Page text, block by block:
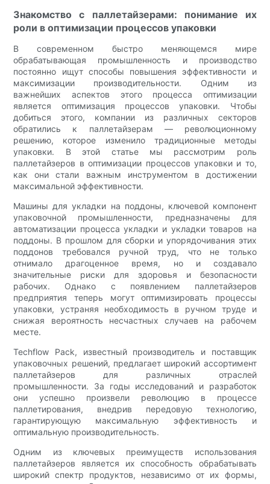
Знакомство с паллетайзерами: понимание их
роли в оптимизации процессов упаковки
В современном быстро меняющемся мире
обрабатывающая промышленность и производство
постоянно ищут способы повышения эффективности и
максимизации производительности. Одним из
важнейших аспектов этого процесса оптимизации
является оптимизация процессов упаковки. Чтобы
добиться этого, компании из различных секторов
обратились к паллетайзерам — революционному
решению, которое изменило традиционные методы
упаковки. В этой статье мы рассмотрим роль
паллетайзеров в оптимизации процессов упаковки и то,
как они стали важным инструментом в достижении
максимальной эффективности.
Машины для укладки на поддоны, ключевой компонент
упаковочной промышленности, предназначены для
автоматизации процесса укладки и укладки товаров на
поддоны. В прошлом для сборки и упорядочивания этих
поддонов требовался ручной труд, что не только
отнимало драгоценное время, но и создавало
значительные риски для здоровья и безопасности
рабочих. Однако с появлением паллетайзеров
предприятия теперь могут оптимизировать процессы
упаковки, устраняя необходимость в ручном труде и
снижая вероятность несчастных случаев на рабочем
месте.
Techflow Pack, известный производитель и поставщик
упаковочных решений, предлагает широкий ассортимент
паллетайзеров для различных отраслей
промышленности. За годы исследований и разработок
они успешно произвели революцию в процессе
паллетирования, внедрив передовую технологию,
гарантирующую максимальную эффективность и
оптимальную производительность.
Одним из ключевых преимуществ использования
паллетайзеров является их способность обрабатывать
широкий спектр продуктов, независимо от их формы,